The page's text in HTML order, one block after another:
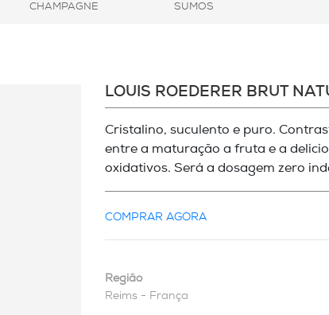
CHAMPAGNE
SUMOS
LOUIS ROEDERER BRUT
Cristalino, suculento e puro.
entre a maturação a fruta e a
oxidativos. Será a dosagem zero
COMPRAR AGORA
Região
Reims - França